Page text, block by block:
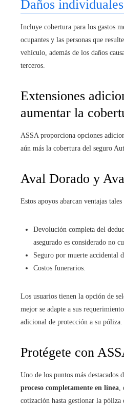
Daños
Incluye cobertura para los gastos
ocupantes y las personas que
vehículo, además de los daños
terceros.
Extensiones
aumentar la
ASSA proporciona opciones
aún más la cobertura del seguro
Aval Dorado y
Estos apoyos abarcan ventajas
Devolución completa del
asegurado es considerado no
Seguro por muerte accidental
Costos funerarios.
Los usuarios tienen la opción de
mejor se adapte a sus
adicional de protección a su póliza.
Protégete con
Uno de los puntos más destacados
proceso completamente en línea,
cotización hasta gestionar la